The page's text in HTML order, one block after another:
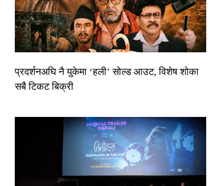
प्रदर्शनअघि नै युकेमा ‘हली’ सोल्ड आउट, विशेष शोका
सबै टिकट बिक्री